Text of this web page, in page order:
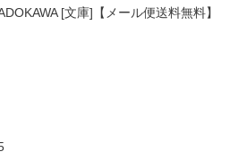
[文庫]【メール便送料無料】